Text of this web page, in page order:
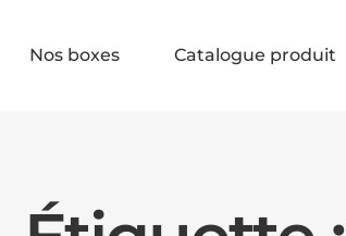
Nos boxes Catalogue produit